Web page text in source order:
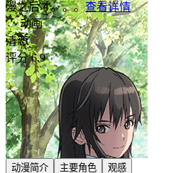
漫之后才。。。查看详情
动画
清恋
评分 6.9
动漫简介 主要角色 观感